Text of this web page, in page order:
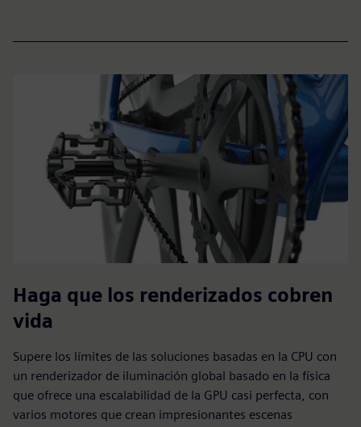
Haga que los renderizados cobren
vida
Supere los límites de las soluciones basadas en la CPU con
un renderizador de iluminación global basado en la física
que ofrece una escalabilidad de la GPU casi perfecta, con
varios motores que crean impresionantes escenas